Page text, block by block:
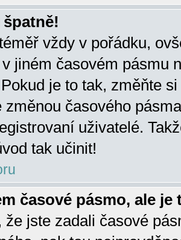
vždy v pořádku,
jiném časovém pásmu
je to tak, změňte
změnou časového
uživatelé.
tak učinit!
časové pásmo, ale je
že jste zadali časové